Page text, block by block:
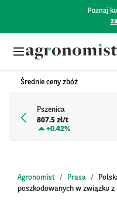
Poznaj
Średnie ceny zbóż
Pszenica
807.5 zł/t
+0.42%
Agronomist Prasa
poszkodowanych w związku